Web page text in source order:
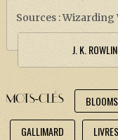
Sources : Wizarding
J. K.
MOTS-CLÉS
GALLIMARD